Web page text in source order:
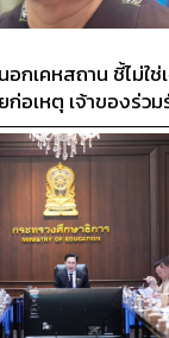
กเคหสถาน ชี้ไม่ใช่
อเหตุ เจ้าของร่ว